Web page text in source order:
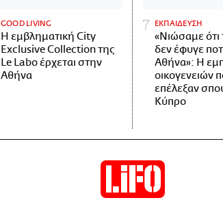
GOOD LIVING
Η εμβληματική City
Exclusive Collection της
Le Labo έρχεται στην
Αθήνα
ΕΚΠΑΙΔΕΥΣΗ
«Νιώσαμε ότι
δεν έφυγε
Αθήνα»: Η
οικογενειών
επέλεξαν
Κύπρο